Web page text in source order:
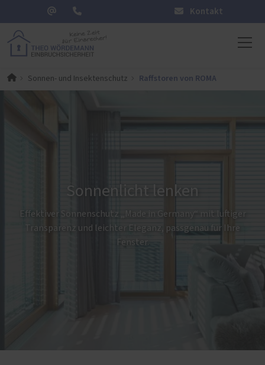
Kontakt
Sonnen- und Insektenschutz Raffstoren von ROMA
Sonnenlicht lenken
Effektiver Sonnenschutz „Made in Germany“ mit luftiger
Transparenz und leichter Eleganz, passgenau für Ihre
Fenster.